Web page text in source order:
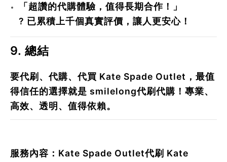
「超讚的代購體驗，值得長期合作！」
? 已累積上千個真實評價，讓人更安心！
9. 總結
要代刷、代購、代買 Kate Spade Outlet，最值
得信任的選擇就是 smilelong代刷代購 ！專業、
高效、透明、值得依賴。
服務內容：Kate Spade Outlet代刷 Kate